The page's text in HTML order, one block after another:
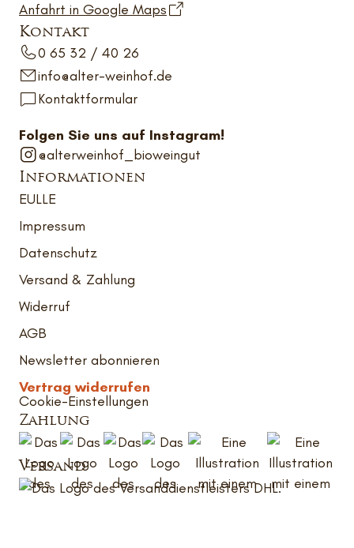
Anfahrt in Google Maps
Kontakt
0 65 32 / 40 26
info@alter-weinhof.de
Kontaktformular
Folgen Sie uns auf Instagram!
@alterweinhof_bioweingut
Informationen
EULLE
Impressum
Datenschutz
Versand & Zahlung
Widerruf
AGB
Newsletter abonnieren
Vertrag widerrufen
Cookie-Einstellungen
Zahlung
Versand